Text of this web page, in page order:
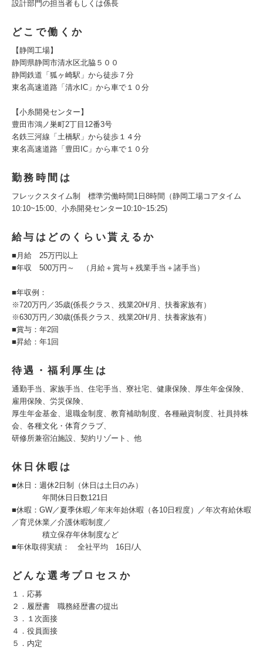
設計部門の担当者もしくは係長
どこで働くか
【静岡工場】
静岡県静岡市清水区北脇５００
静岡鉄道「狐ヶ崎駅」から徒歩７分
東名高速道路「清水IC」から車で１０分
【小糸開発センター】
豊田市鴻ノ巣町2丁目12番3号
名鉄三河線「土橋駅」から徒歩１４分
東名高速道路「豊田IC」から車で１０分
勤務時間は
フレックスタイム制 標準労働時間1日8時間（静岡工場コアタイム
10:10~15:00、小糸開発センター10:10~15:25)
給与はどのくらい貰えるか
■月給 25万円以上
■年収 500万円～ （月給＋賞与＋残業手当＋諸手当）
■年収例：
※720万円／35歳(係長クラス、残業20H/月、扶養家族有）
※630万円／30歳(係長クラス、残業20H/月、扶養家族有）
■賞与：年2回
■昇給：年1回
待遇・福利厚生は
通勤手当、家族手当、住宅手当、寮社宅、健康保険、厚生年金保険、
雇用保険、労災保険、
厚生年金基金、退職金制度、教育補助制度、各種融資制度、社員持株
会、各種文化・体育クラブ、
研修所兼宿泊施設、契約リゾート、他
休日休暇は
■休日：週休2日制（休日は土日のみ）
年間休日日数121日
■休暇：GW／夏季休暇／年末年始休暇（各10日程度）／年次有給休暇
／育児休業／介護休暇制度／
積立保存年休制度など
■年休取得実績： 全社平均 16日/人
どんな選考プロセスか
１．応募
２．履歴書 職務経歴書の提出
３．１次面接
４．役員面接
５．内定